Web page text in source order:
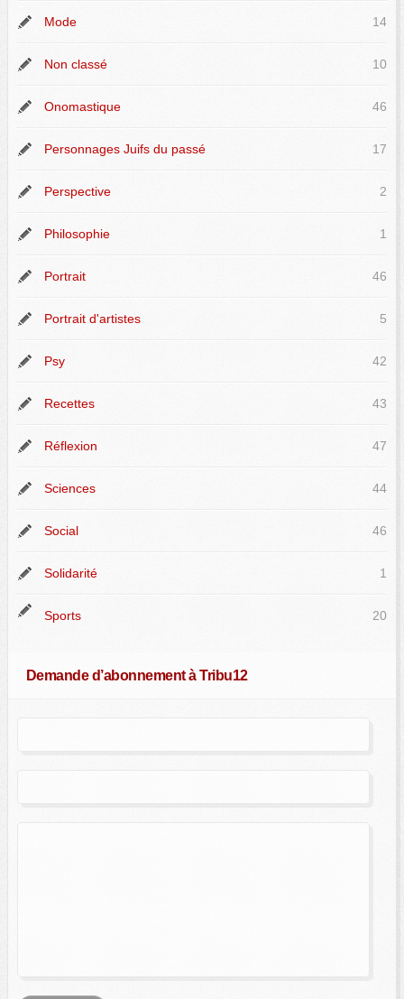
Mode 14
Non classé 10
Onomastique 46
Personnages Juifs du passé 17
Perspective 2
Philosophie 1
Portrait 46
Portrait d'artistes 5
Psy 42
Recettes 43
Réflexion 47
Sciences 44
Social 46
Solidarité 1
Sports 20
Demande d’abonnement à Tribu12